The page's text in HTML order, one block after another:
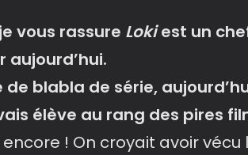
vous rassure Lokiest un
aujourd’hui.
de blabla de série,
élève au rang des pires
encore ! On croyait avoir